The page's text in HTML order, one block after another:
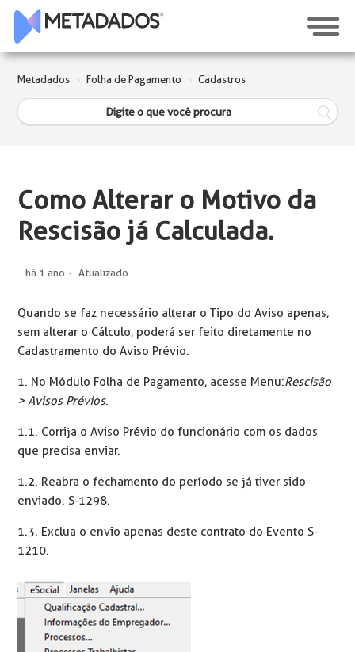
Metadados Folha de Pagamento Cadastros
Como Alterar o Motivo da
Rescisão já Calculada.
há 1 ano Atualizado
Quando se faz necessário alterar o Tipo do Aviso apenas,
sem alterar o Cálculo, poderá ser feito diretamente no
Cadastramento do Aviso Prévio.
1. No Módulo Folha de Pagamento, acesse Menu:Rescisão
> Avisos Prévios.
1.1. Corrija o Aviso Prévio do funcionário com os dados
que precisa enviar.
1.2. Reabra o fechamento do período se já tiver sido
enviado. S-1298.
1.3. Exclua o envio apenas deste contrato do Evento S-
1210.